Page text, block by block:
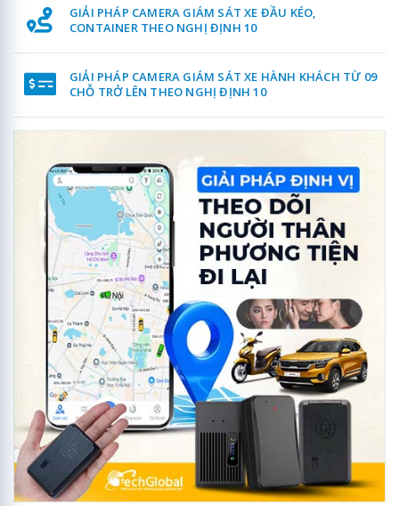
GIẢI PHÁP CAMERA GIÁM SÁT XE ĐẦU KÉO,
CONTAINER THEO NGHỊ ĐỊNH 10
GIẢI PHÁP CAMERA GIÁM SÁT XE HÀNH KHÁCH TỪ 09
CHỖ TRỞ LÊN THEO NGHỊ ĐỊNH 10